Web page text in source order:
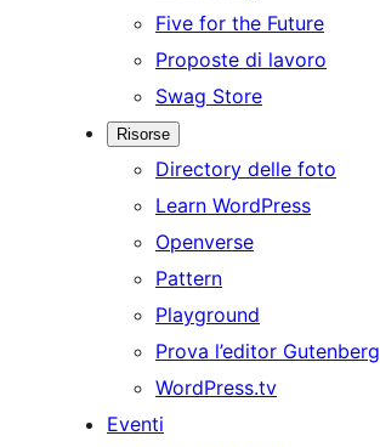
Five for the Future
Proposte di lavoro
Swag Store
Risorse
Directory delle foto
Learn WordPress
Openverse
Pattern
Playground
Prova l’editor Gutenberg
WordPress.tv
Eventi